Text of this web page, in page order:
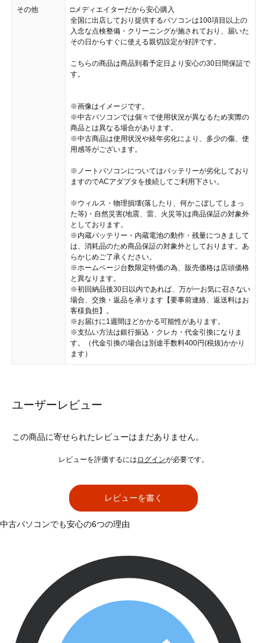
その他
□メディエイターだから安心購入
全国に出店しており提供するパソコンは100項目以上の
入念な点検整備・クリーニングが施されており、届いた
その日からすぐに使える親切設定が好評です。
こちらの商品は商品到着予定日より安心の30日間保証で
す。
※画像はイメージです。
※中古パソコンでは個々で使用状況が異なるため実際の
商品とは異なる場合があります。
※中古商品は使用状況や経年劣化により、多少の傷、使
用感等がございます。
※ノートパソコンについてはバッテリーが劣化しており
ますのでACアダプタを接続してご利用下さい。
※ウィルス・物理損壊(落したり、何かこぼしてしまっ
た等)・自然災害(地震、雷、火災等)は商品保証の対象外
としております。
※内蔵バッテリー・内蔵電池の動作・残量につきまして
は、消耗品のため商品保証の対象外としております。あ
らかじめご了承ください。
※ホームページ台数限定特価の為、販売価格は店頭価格
と異なります。
※初回納品後30日以内であれば、万が一お気に召さない
場合、交換・返品を承ります【要事前連絡、返送料はお
客様負担】。
※お届けに1週間ほどかかる可能性があります。
※支払い方法は銀行振込・クレカ・代金引換になりま
す。（代金引換の場合は別途手数料400円(税抜)かかり
ます）
ユーザーレビュー
この商品に寄せられたレビューはまだありません。
レビューを評価するには ログインが必要です。
レビューを書く
中古パソコンでも安心の6つの理由